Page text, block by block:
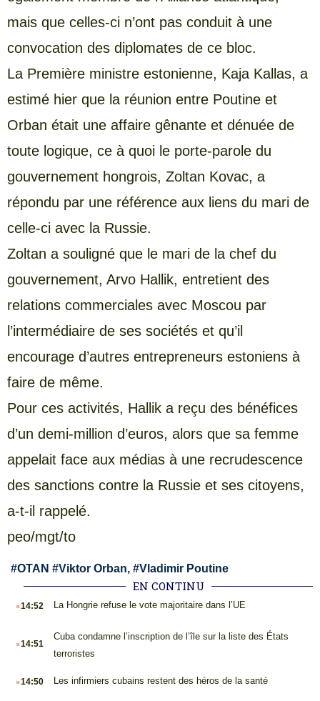
mais que celles-ci n’ont pas conduit à une
convocation des diplomates de ce bloc.
La Première ministre estonienne, Kaja Kallas, a
estimé hier que la réunion entre Poutine et
Orban était une affaire gênante et dénuée de
toute logique, ce à quoi le porte-parole du
gouvernement hongrois, Zoltan Kovac, a
répondu par une référence aux liens du mari de
celle-ci avec la Russie.
Zoltan a souligné que le mari de la chef du
gouvernement, Arvo Hallik, entretient des
relations commerciales avec Moscou par
l’intermédiaire de ses sociétés et qu’il
encourage d’autres entrepreneurs estoniens à
faire de même.
Pour ces activités, Hallik a reçu des bénéfices
d’un demi-million d’euros, alors que sa femme
appelait face aux médias à une recrudescence
des sanctions contre la Russie et ses citoyens,
a-t-il rappelé.
peo/mgt/to
#OTAN #Viktor Orban, #Vladimir Poutine
EN CONTINU
.14:52 La Hongrie refuse le vote majoritaire dans l’UE
.14:51
Cuba condamne l’inscription de l’île sur la liste des États
terroristes
.14:50 Les infirmiers cubains restent des héros de la santé